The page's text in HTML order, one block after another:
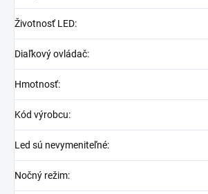
Životnosť LED:
Diaľkový ovládač:
Hmotnosť:
Kód výrobcu:
Led sú nevymeniteľné:
Nočný režim: